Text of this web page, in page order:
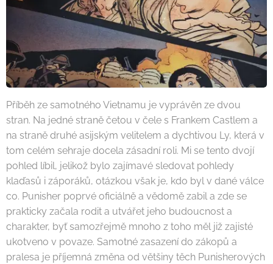
Příběh ze samotného Vietnamu je vyprávěn ze dvou
stran. Na jedné straně četou v čele s Frankem Castlem a
na straně druhé asijským velitelem a dychtivou Ly, která v
tom celém sehraje docela zásadní roli. Mi se tento dvojí
pohled líbil, jelikož bylo zajímavé sledovat pohledy
klaďasů i záporáků, otázkou však je, kdo byl v dané válce
co. Punisher poprvé oficiálně a vědomě zabil a zde se
prakticky začala rodit a utvářet jeho budoucnost a
charakter, byť samozřejmě mnoho z toho měl již zajisté
ukotveno v povaze. Samotné zasazení do zákopů a
pralesa je příjemná změna od většiny těch Punisherových